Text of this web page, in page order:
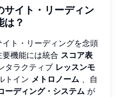
サイト・リーディン
は？
ト・リーディングを念頭
機能には統合 スコア表
タラクティブ レッスンモ
トイン メトロノーム 、自
ーディング・システム が